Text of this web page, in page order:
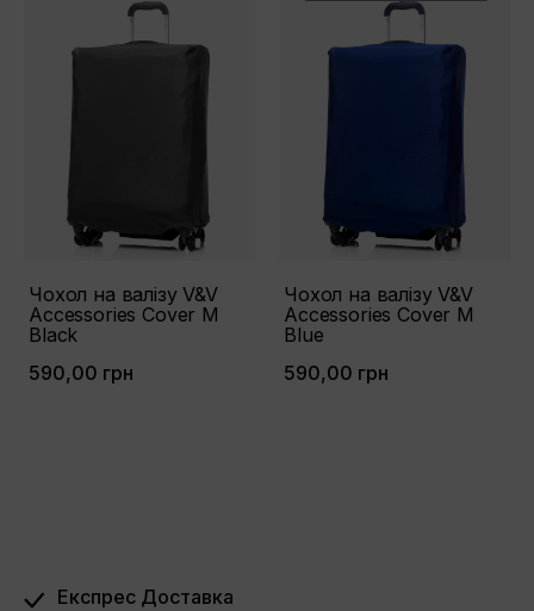
Чохол на валізу V&V
Accessories Cover М
Black
590,00 грн
Чохол на валізу V&V
Accessories Cover M
Blue
590,00 грн
Експрес Доставка